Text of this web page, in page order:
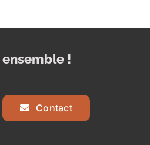
!
Contact